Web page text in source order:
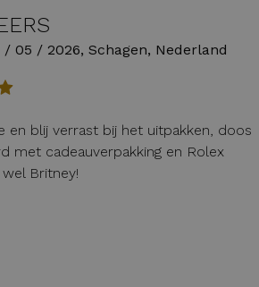
/ 05 / 2026, Schagen, Nederland
en blij verrast bij het uitpakken, doos
met cadeauverpakking en Rolex
Britney!